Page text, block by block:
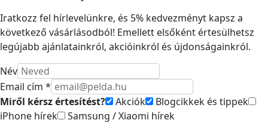
Iratkozz fel hírlevelünkre, és 5% kedvezményt kapsz a
következő vásárlásodból! Emellett elsőként értesülhetsz
legújabb ajánlatainkról, akcióinkról és újdonságainkról.
Név
Email cím *
Miről kérsz értesítést?
Akciók
Blogcikkek és tippek
iPhone hírek
Samsung / Xiaomi hírek